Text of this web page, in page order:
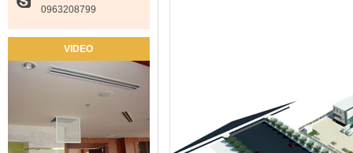
0963208799
VIDEO